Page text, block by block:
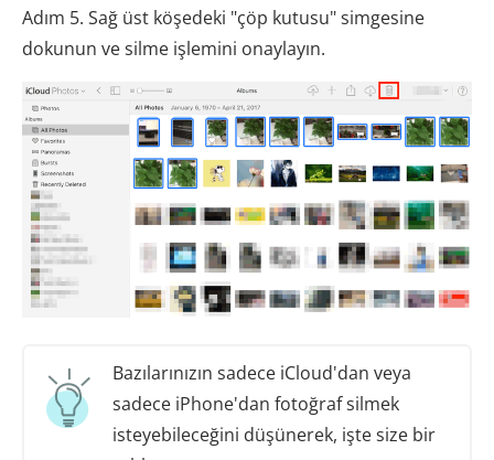
Adım 5. Sağ üst köşedeki "çöp kutusu" simgesine
dokunun ve silme işlemini onaylayın.
Bazılarınızın sadece iCloud'dan veya
sadece iPhone'dan fotoğraf silmek
isteyebileceğini düşünerek, işte size bir